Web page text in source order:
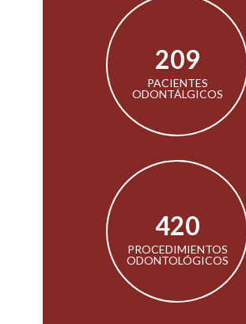
375
PACIENTES
ODONTÁLGICOS
755
PROCEDIMIENTOS
ODONTOLÓGICOS